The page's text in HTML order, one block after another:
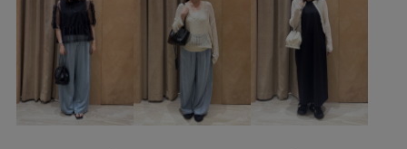
スッキリ ストレッチ性
ストレートシルエット ストレートデニム スラックス
スリット タックデザイン デイリーで活躍
デイリー使い デニム合わせ デニム生地 トレンド